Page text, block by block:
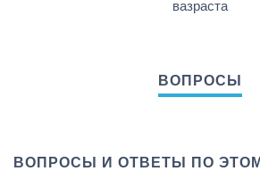
вазраста
ВОПРОСЫ И ОТВЕТЫ ПО